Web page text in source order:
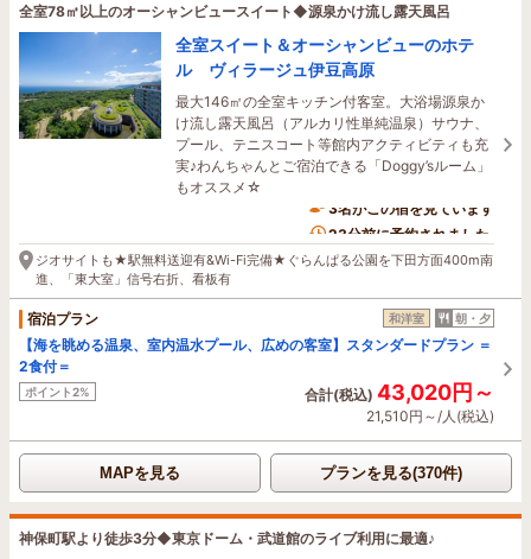
全室78㎡以上のオーシャンビュースイート◆源泉かけ流し露天風呂
全室スイート＆オーシャンビューのホテ
ル ヴィラージュ伊豆高原
最大146㎡の全室キッチン付客室。大浴場源泉か
け流し露天風呂（アルカリ性単純温泉）サウナ、
プール、テニスコート等館内アクティビティも充
実♪わんちゃんとご宿泊できる「Doggy’sルーム」
もオススメ☆
3名がこの宿を見ています
23分前に予約されました
ジオサイトも★駅無料送迎有&Wi-Fi完備★ぐらんぱる公園を下田方面400m南
進、「東大室」信号右折、看板有
宿泊プラン 和洋室 朝・夕
【海を眺める温泉、室内温水プール、広めの客室】スタンダードプラン ＝
2食付＝
ポイント2% 合計(税込) 43,020円～
21,510円～/人(税込)
MAPを見る プランを見る(370件)
神保町駅より徒歩3分◆東京ドーム・武道館のライブ利用に最適♪